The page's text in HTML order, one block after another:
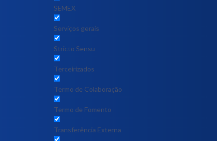
SEMEX
Serviços gerais
Stricto Sensu
Terceirizados
Termo de Colaboração
Termo de Fomento
Transferência Externa